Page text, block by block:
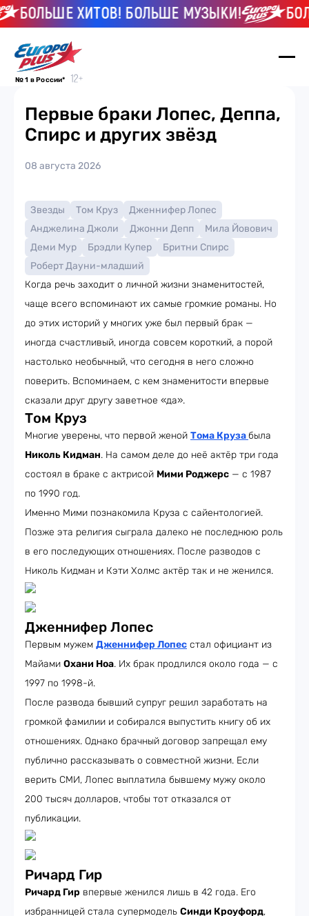
БОЛЬШЕ ХИТОВ! БОЛЬШЕ МУЗЫКИ!
№ 1 в России*
Первые браки Лопес, Деппа,
Спирс и других звёзд
08 августа 2026
Звезды Том Круз
Дженнифер Лопес
Анджелина Джоли
Джонни Депп
Мила Йовович
Деми Мур
Брэдли Купер
Бритни Спирс
Роберт Дауни-младший
Когда речь заходит о личной жизни знаменитостей,
чаще всего вспоминают их самые громкие романы. Но
до этих историй у многих уже был первый брак —
иногда счастливый, иногда совсем короткий, а порой
настолько необычный, что сегодня в него сложно
поверить. Вспоминаем, с кем знаменитости впервые
сказали друг другу заветное «да».
Том Круз
Многие уверены, что первой женой Тома Круза была
Николь Кидман. На самом деле до неё актёр три года
состоял в браке с актрисой Мими Роджерс — с 1987
по 1990 год.
Именно Мими познакомила Круза с сайентологией.
Позже эта религия сыграла далеко не последнюю роль
в его последующих отношениях. После разводов с
Николь Кидман и Кэти Холмс актёр так и не женился.
Дженнифер Лопес
Первым мужем Дженнифер Лопес стал официант из
Майами Охани Ноа. Их брак продлился около года — с
1997 по 1998-й.
После развода бывший супруг решил заработать на
громкой фамилии и собирался выпустить книгу об их
отношениях. Однако брачный договор запрещал ему
публично рассказывать о совместной жизни. Если
верить СМИ, Лопес выплатила бывшему мужу около
200 тысяч долларов, чтобы тот отказался от
публикации.
Ричард Гир
Ричард Гир впервые женился лишь в 42 года. Его
избранницей стала супермодель Синди Кроуфорд,